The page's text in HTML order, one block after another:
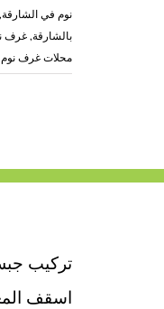
نوم في الشارقة,
بالشارقة,غرف
محلات غرف
تركيب
اسقف